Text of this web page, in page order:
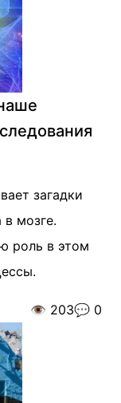
загадки
в мозге.
роль в этом
👁️ 203💬 0